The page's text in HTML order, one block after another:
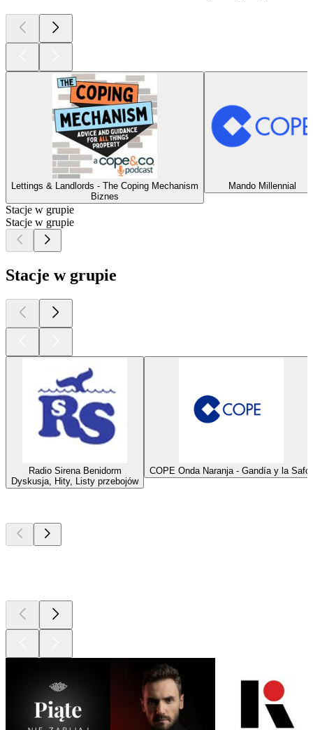
Lettings & Landlords - The Coping Mechanism
Biznes
Mando Millennial
Stacje w grupie
Stacje w grupie
Stacje w grupie
Radio Sirena Benidorm
Dyskusja, Hity, Listy przebojów
COPE Onda Naranja - Gandía y la Safor